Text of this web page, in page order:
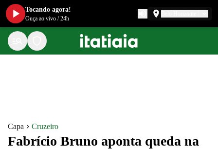
Capa Cruzeiro
Fabrício Bruno aponta queda na
Tocando agora!
Ouça ao vivo /24h